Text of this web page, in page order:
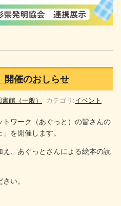
開催のおしらせ
館（一般） カテゴリ:イベント
ワーク（あぐっと）の皆さんの
を開催します。
、あぐっとさんによる絵本の読
い。